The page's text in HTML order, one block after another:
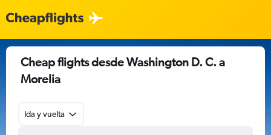
Cheap flights desde Washington D. C. a
Morelia
Ida y vuelta